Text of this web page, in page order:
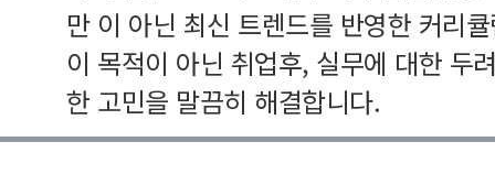
만 이 아닌 최신 트렌드를 반영한 커리
이 목적이 아닌 취업후, 실무에 대한 두
한 고민을 말끔히 해결합니다.